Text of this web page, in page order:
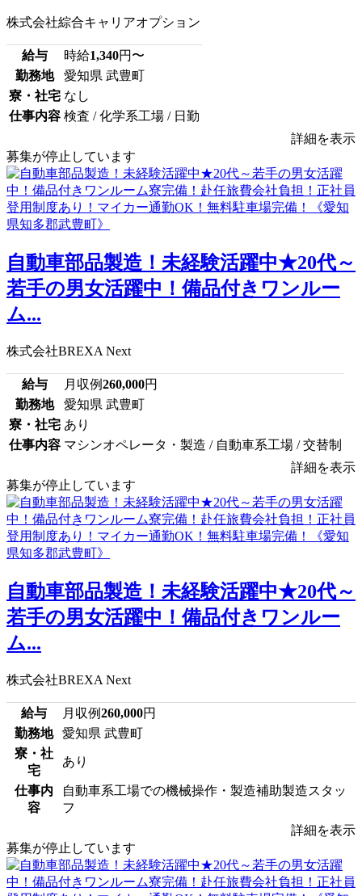
株式会社綜合キャリアオプション
給与 時給1,340円〜
勤務地
愛知県 武豊町
寮・社宅 なし
仕事内容 検査 / 化学系工場 / 日勤
詳細を表示
募集が停止しています
自動車部品製造！未経験活躍中★20代～
若手の男女活躍中！備品付きワンルー
ム...
株式会社BREXA Next
給与 月収例260,000円
勤務地
愛知県 武豊町
寮・社宅 あり
仕事内容 マシンオペレータ・製造 / 自動車系工場 / 交替制
詳細を表示
募集が停止しています
自動車部品製造！未経験活躍中★20代～
若手の男女活躍中！備品付きワンルー
ム...
株式会社BREXA Next
給与 月収例260,000円
勤務地
愛知県 武豊町
寮・社
宅
あり
仕事内
容
自動車系工場での機械操作・製造補助製造スタッ
フ
詳細を表示
募集が停止しています